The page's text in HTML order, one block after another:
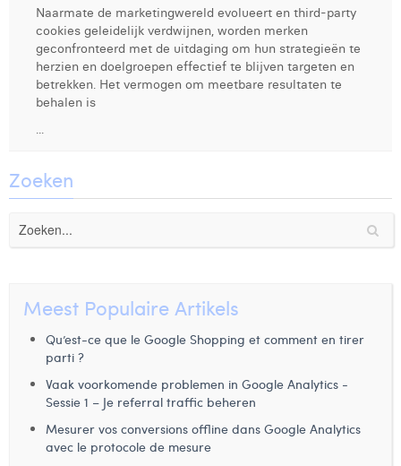
Diane Tremouroux
Edouard Polet
Elio Civalleri
Glenn Vanderlinden
Hanne Van Loock
Jonas Geiregat
Justine Cremer
Laura Rooseleer
Laura Verhelst
Lena Pignoloni
Naarmate de marketingwereld evolueert en third-party
cookies geleidelijk verdwijnen, worden merken
geconfronteerd met de uitdaging om hun strategieën te
herzien en doelgroepen effectief te blijven targeten en
betrekken. Het vermogen om meetbare resultaten te
behalen is
...
Zoeken
Meest Populaire Artikels
Qu’est-ce que le Google Shopping et comment en tirer
parti ?
Vaak voorkomende problemen in Google Analytics -
Sessie 1 – Je referral traffic beheren
Mesurer vos conversions offline dans Google Analytics
avec le protocole de mesure